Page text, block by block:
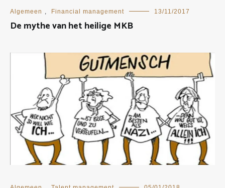
Algemeen , Financial management 13/11/2017
De mythe van het heilige MKB